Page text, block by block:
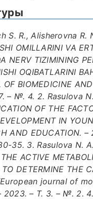
S. R., Alisherovna R.
OMILLARINI VA
NERV TIZIMINING
OQIBATLARINI
BIOMEDICINE
– №. 4. 2. Rasulova
OF THE
IN
AND EDUCATION.
35. 3. Rasulova N.
ACTIVE
DETERMINE THE
journal of
2023. – Т. 3. – №. 2.